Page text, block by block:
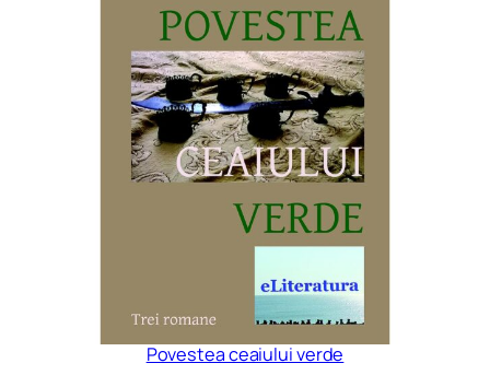
Povestea ceaiului verde